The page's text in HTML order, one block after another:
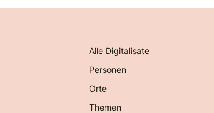
Alle Digitalisate
Personen
Orte
Themen